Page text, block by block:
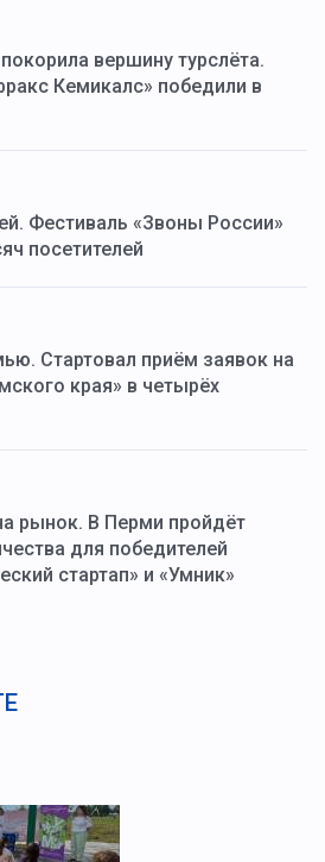
вершину турслёта.
Кемикалс» победили в
Фестиваль «Звоны России»
посетителей
Стартовал приём заявок на
края» в четырёх
рынок. В Перми пройдёт
для победителей
стартап» и «Умник»